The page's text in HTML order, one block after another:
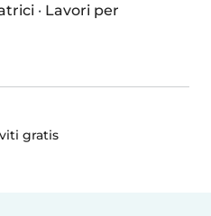
· Lavori per
gratis